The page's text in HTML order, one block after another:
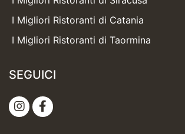
I Migliori Ristoranti di Catania
I Migliori Ristoranti di Taormina
SEGUICI